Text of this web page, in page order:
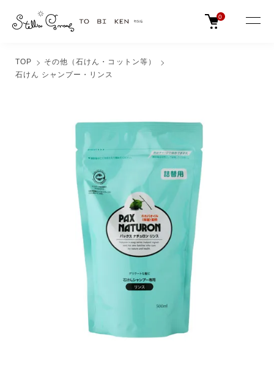
0
TOP
その他（石けん・コットン等）
石けん シャンプー・リンス